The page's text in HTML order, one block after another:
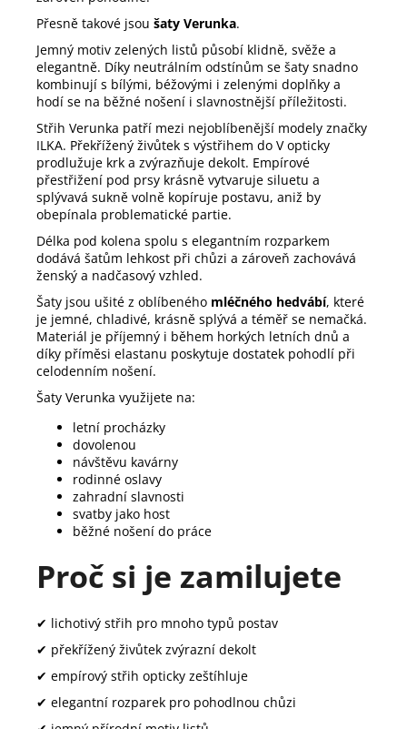
Přesně takové jsou šaty Verunka.
Jemný motiv zelených listů působí klidně, svěže a
elegantně. Díky neutrálním odstínům se šaty snadno
kombinují s bílými, béžovými i zelenými doplňky a
hodí se na běžné nošení i slavnostnější příležitosti.
Střih Verunka patří mezi nejoblíbenější modely značky
ILKA. Překřížený živůtek s výstřihem do V opticky
prodlužuje krk a zvýrazňuje dekolt. Empírové
přestřižení pod prsy krásně vytvaruje siluetu a
splývavá sukně volně kopíruje postavu, aniž by
obepínala problematické partie.
Délka pod kolena spolu s elegantním rozparkem
dodává šatům lehkost při chůzi a zároveň zachovává
ženský a nadčasový vzhled.
Šaty jsou ušité z oblíbeného mléčného hedvábí, které
je jemné, chladivé, krásně splývá a téměř se nemačká.
Materiál je příjemný i během horkých letních dnů a
díky příměsi elastanu poskytuje dostatek pohodlí při
celodenním nošení.
Šaty Verunka využijete na:
letní procházky
dovolenou
návštěvu kavárny
rodinné oslavy
zahradní slavnosti
svatby jako host
běžné nošení do práce
Proč si je zamilujete
✔ lichotivý střih pro mnoho typů postav
✔ překřížený živůtek zvýrazní dekolt
✔ empírový střih opticky zeštíhluje
✔ elegantní rozparek pro pohodlnou chůzi